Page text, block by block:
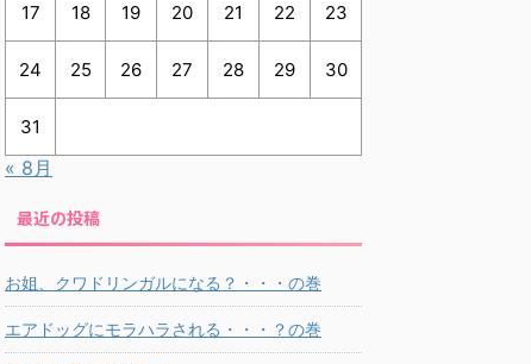
17 18 19 20 21 22 23
24 25 26 27 28 29 30
31
« 8月
最近の投稿
お姐、クワドリンガルになる？・・・の巻
エアドッグにモラハラされる・・・？の巻